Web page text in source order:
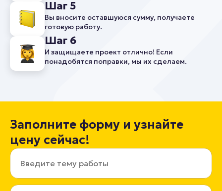
Шаг 5
Вы вносите оставшуюся сумму, получаете
готовую работу.
Шаг 6
И защищаете проект отлично! Если
понадобятся поправки, мы их сделаем.
Заполните форму и узнайте
цену сейчас!